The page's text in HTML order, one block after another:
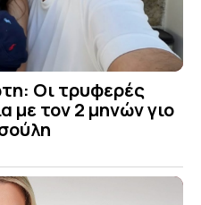
Οι τρυφερές
με τον 2 μηνών γιο